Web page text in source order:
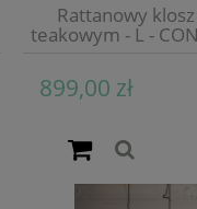
Rattanowy
teakowym - L -
899,00 zł